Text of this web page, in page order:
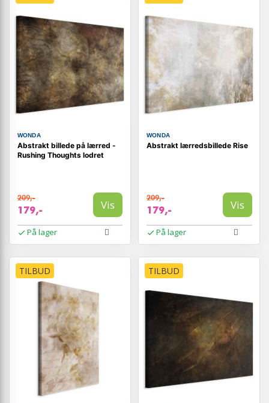
WONDA
Abstrakt billede på lærred -
Rushing Thoughts lodret
209,-
179,- Vis
På lager
WONDA
Abstrakt lærredsbillede Rise
209,-
179,- Vis
På lager
TILBUD TILBUD